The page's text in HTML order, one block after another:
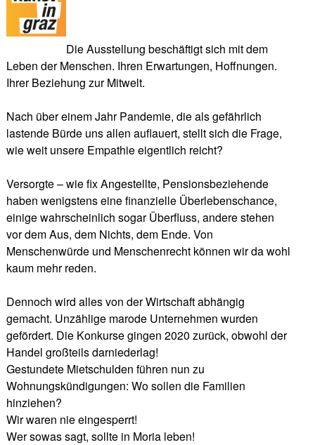
Die Ausstellung beschäftigt sich mit dem
Leben der Menschen. Ihren Erwartungen, Hoffnungen.
Ihrer Beziehung zur Mitwelt.
Nach über einem Jahr Pandemie, die als gefährlich
lastende Bürde uns allen auflauert, stellt sich die Frage,
wie weit unsere Empathie eigentlich reicht?
Versorgte – wie fix Angestellte, Pensionsbeziehende
haben wenigstens eine finanzielle Überlebenschance,
einige wahrscheinlich sogar Überfluss, andere stehen
vor dem Aus, dem Nichts, dem Ende. Von
Menschenwürde und Menschenrecht können wir da wohl
kaum mehr reden.
Dennoch wird alles von der Wirtschaft abhängig
gemacht. Unzählige marode Unternehmen wurden
gefördert. Die Konkurse gingen 2020 zurück, obwohl der
Handel großteils darniederlag!
Gestundete Mietschulden führen nun zu
Wohnungskündigungen: Wo sollen die Familien
hinziehen?
Wir waren nie eingesperrt!
Wer sowas sagt, sollte in Moria leben!